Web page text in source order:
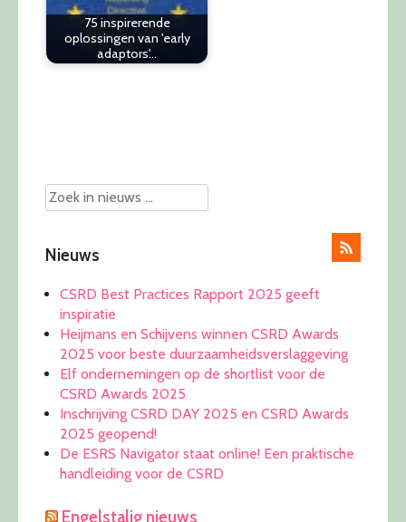
75 inspirerende
oplossingen van 'early
adaptors'…
Nieuws
CSRD Best Practices Rapport 2025 geeft
inspiratie
Heijmans en Schijvens winnen CSRD Awards
2025 voor beste duurzaamheidsverslaggeving
Elf ondernemingen op de shortlist voor de
CSRD Awards 2025
Inschrijving CSRD DAY 2025 en CSRD Awards
2025 geopend!
De ESRS Navigator staat online! Een praktische
handleiding voor de CSRD
Engelstalig nieuws